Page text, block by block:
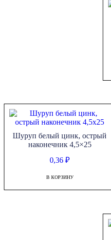
Шуруп белый цинк, острый
наконечник 4,5×25
0,36₽
В КОРЗИНУ